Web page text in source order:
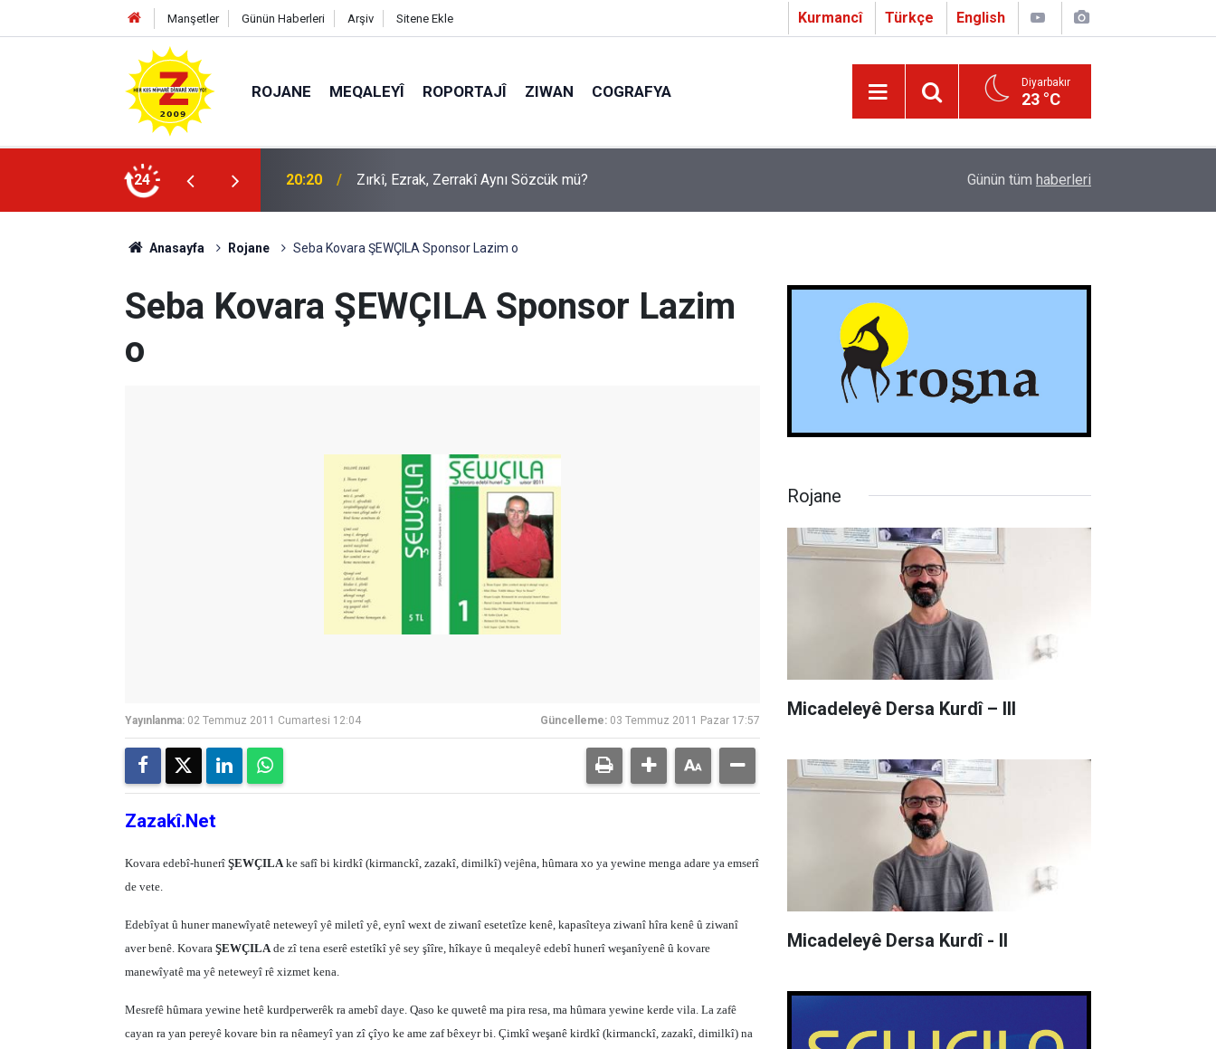
Manşetler Günün Haberleri Arşiv Sitene Ekle Kurmancî Türkçe English
ROJANE MEQALEYÎ ROPORTAJÎ ZIWAN COGRAFYA Diyarbakır
23 °C
24
09:56
Ji Zilma Partîzanan Nimûneyeka Piçûk Çapo 3. o Hîrakerde yê Ferhengê Zazakî-Tirkî
Günün tüm haberleri
Anasayfa Rojane Seba Kovara ŞEWÇILA Sponsor Lazim o
Seba Kovara ŞEWÇILA Sponsor Lazim
o
Yayınlanma: 02 Temmuz 2011 Cumartesi 12:04 Güncelleme: 03 Temmuz 2011 Pazar 17:57
Zazakî.Net
Kovara edebî-hunerî ŞEWÇILAke safî bi kirdkî (kirmanckî, zazakî, dimilkî) vejêna, hûmara xo ya yewine menga adare ya emserî
de vete.
Edebîyat û huner manewîyatê neteweyî yê miletî yê, eynî wext de ziwanî esetetîze kenê, kapasîteya ziwanî hîra kenê û ziwanî
aver benê. Kovara ŞEWÇILAde zî tena eserê estetîkî yê sey şîîre, hîkaye û meqaleyê edebî hunerî weşanîyenê û kovare
manewîyatê ma yê neteweyî rê xizmet kena.
Mesrefê hûmara yewine hetê kurdperwerêk ra amebî daye. Qaso ke quwetê ma pira resa, ma hûmara yewine kerde vila. La zafê
cayan ra yan pereyê kovare bin ra nêameyî yan zî çîyo ke ame zaf bêxeyr bi. Çimkî weşanê kirdkî (kirmanckî, zazakî, dimilkî) na
Rojane
Micadeleyê Dersa Kurdî – III
Micadeleyê Dersa Kurdî - II